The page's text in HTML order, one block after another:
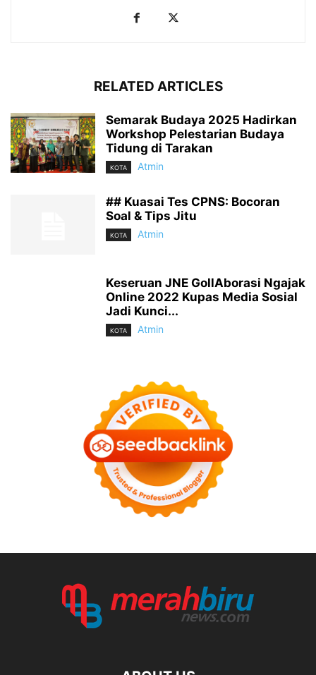
RELATED ARTICLES
Semarak Budaya 2025 Hadirkan
Workshop Pelestarian Budaya
Tidung di Tarakan
KOTA Atmin
## Kuasai Tes CPNS: Bocoran
Soal & Tips Jitu
KOTA Atmin
Keseruan JNE GollAborasi Ngajak
Online 2022 Kupas Media Sosial
Jadi Kunci...
KOTA Atmin